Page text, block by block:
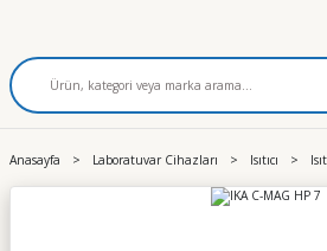
Anasayfa Laboratuvar Cihazları Isıtıcı